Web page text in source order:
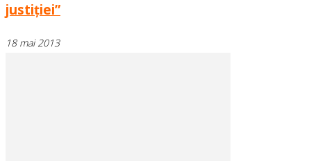
justiţiei”
18 mai 2013